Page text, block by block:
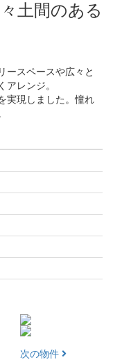
土間のある
ースペースや広々と
アレンジ。
実現しました。憧れ
次の物件